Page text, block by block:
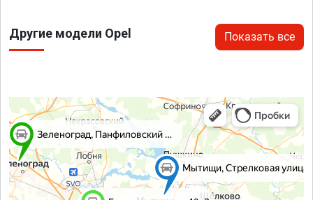
Другие модели Opel Показать все